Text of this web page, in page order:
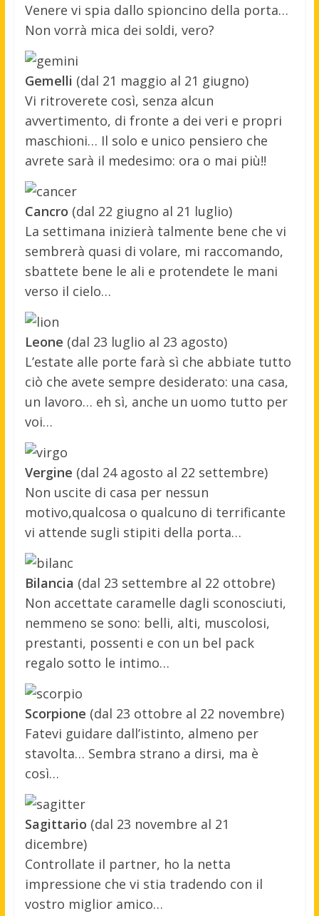
Venere vi spia dallo spioncino della porta…
Non vorrà mica dei soldi, vero?
Gemelli (dal 21 maggio al 21 giugno)
Vi ritroverete così, senza alcun
avvertimento, di fronte a dei veri e propri
maschioni… Il solo e unico pensiero che
avrete sarà il medesimo: ora o mai più!!
Cancro (dal 22 giugno al 21 luglio)
La settimana inizierà talmente bene che vi
sembrerà quasi di volare, mi raccomando,
sbattete bene le ali e protendete le mani
verso il cielo…
Leone (dal 23 luglio al 23 agosto)
L’estate alle porte farà sì che abbiate tutto
ciò che avete sempre desiderato: una casa,
un lavoro… eh sì, anche un uomo tutto per
voi…
Vergine (dal 24 agosto al 22 settembre)
Non uscite di casa per nessun
motivo,qualcosa o qualcuno di terrificante
vi attende sugli stipiti della porta…
Bilancia (dal 23 settembre al 22 ottobre)
Non accettate caramelle dagli sconosciuti,
nemmeno se sono: belli, alti, muscolosi,
prestanti, possenti e con un bel pack
regalo sotto le intimo…
Scorpione (dal 23 ottobre al 22 novembre)
Fatevi guidare dall’istinto, almeno per
stavolta… Sembra strano a dirsi, ma è
così…
Sagittario (dal 23 novembre al 21
dicembre)
Controllate il partner, ho la netta
impressione che vi stia tradendo con il
vostro miglior amico…